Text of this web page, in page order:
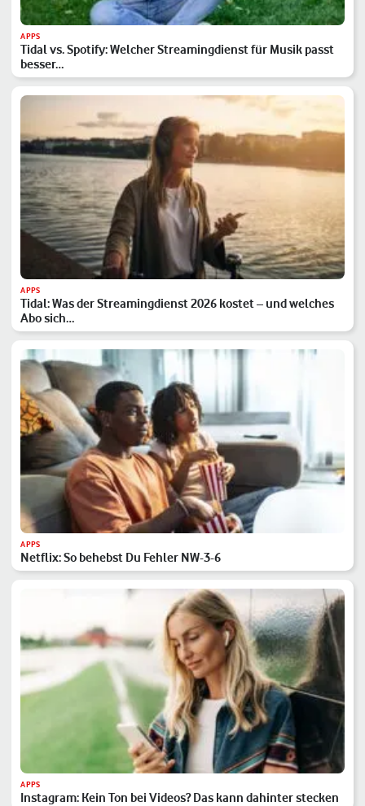
APPS
Tidal vs. Spotify: Welcher Streamingdienst für Musik passt
besser…
APPS
Tidal: Was der Streamingdienst 2026 kostet – und welches
Abo sich…
APPS
Netflix: So behebst Du Fehler NW-3-6
APPS
Instagram: Kein Ton bei Videos? Das kann dahinter stecken